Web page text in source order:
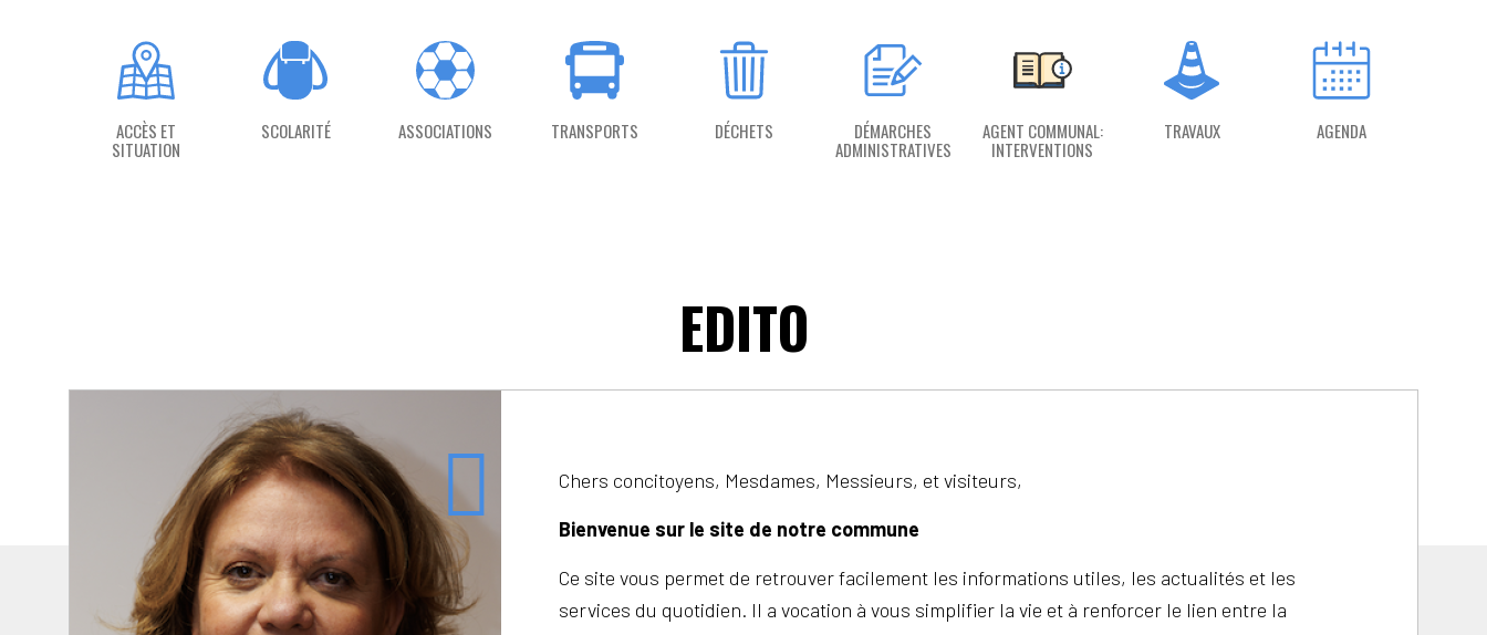
ACCÈS ET
SITUATION
SCOLARITÉ ASSOCIATIONS TRANSPORTS DÉCHETS DÉMARCHES
ADMINISTRATIVES
AGENT COMMUNAL:
INTERVENTIONS
TRAVAUX AGENDA
EDITO
Chers concitoyens, Mesdames, Messieurs, et visiteurs,
Bienvenue sur le site de notre commune
Ce site vous permet de retrouver facilement les informations utiles, les actualités et les
services du quotidien. Il a vocation à vous simplifier la vie et à renforcer le lien entre la